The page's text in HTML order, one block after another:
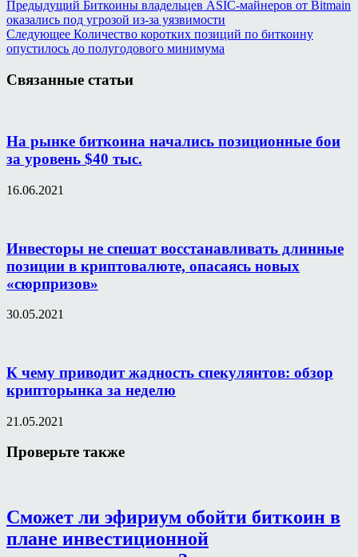
Отправить
Предыдущий Биткоины владельцев ASIC-майнеров от Bitmain
оказались под угрозой из-за уязвимости
Следующее Количество коротких позиций по биткоину
опустилось до полугодового минимума
Связанные статьи
На рынке биткоина начались позиционные бои
за уровень $40 тыс.
16.06.2021
Инвесторы не спешат восстанавливать длинные
позиции в криптовалюте, опасаясь новых
«сюрпризов»
30.05.2021
К чему приводит жадность спекулянтов: обзор
крипторынка за неделю
21.05.2021
Проверьте также
Сможет ли эфириум обойти биткоин в
плане инвестиционной